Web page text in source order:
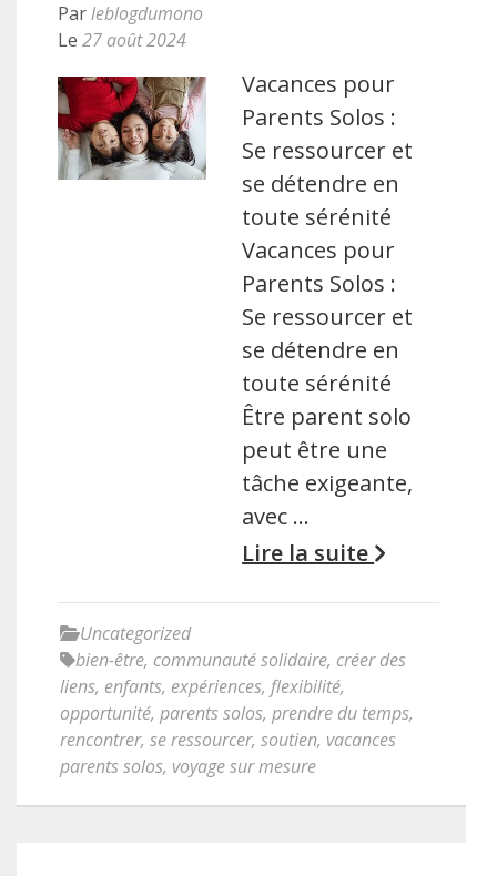
Parleblogdumono
Le 27 août 2024
Vacances pour
Parents Solos :
Se ressourcer et
se détendre en
toute sérénité
Vacances pour
Parents Solos :
Se ressourcer et
se détendre en
toute sérénité
Être parent solo
peut être une
tâche exigeante,
avec …
Lire la suite
Uncategorized
bien-être, communauté solidaire, créer des
liens, enfants, expériences, flexibilité,
opportunité, parents solos, prendre du temps,
rencontrer, se ressourcer, soutien, vacances
parents solos, voyage sur mesure